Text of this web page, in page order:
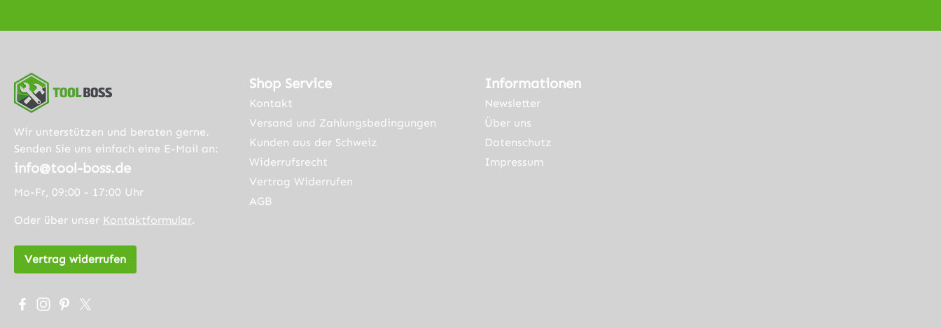
Wir unterstützen und beraten gerne.
Senden Sie uns einfach eine E-Mail an:
info@tool-boss.de
Mo-Fr, 09:00 - 17:00 Uhr
Oder über unser Kontaktformular.
Vertrag widerrufen
Besuche uns auf Facebook – öffnet in neuem Tab (externer Link)
Schau auf Instagram vorbei – öffnet in neuem Tab (externer Link)
Lass dich auf Pinterest inspirieren – öffnet in neuem Tab (externer Link)
Folge uns auf X – öffnet in neuem Tab (externer Link)
Shop Service
Kontakt
Versand und Zahlungsbedingungen
Kunden aus der Schweiz
Widerrufsrecht
Vertrag Widerrufen
AGB
Informationen
Newsletter
Über uns
Datenschutz
Impressum